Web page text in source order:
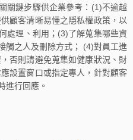
關鍵步驟供企業參考：(1)不逾越
顧客清晰易懂之隱私權政策，以
處理、利用；(3)了解蒐集哪些資
觸之人及刪除方式； (4)對員工進
否則請避免蒐集如健康狀況、財
設置窗口或指定專人，針對顧客
進行回應。